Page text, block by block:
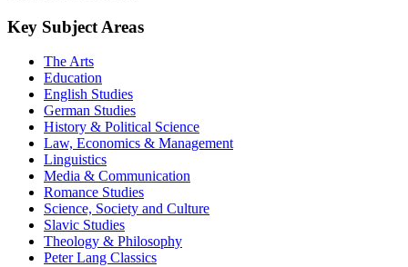
Key Subject Areas
The Arts
Education
English Studies
German Studies
History & Political Science
Law, Economics & Management
Linguistics
Media & Communication
Romance Studies
Science, Society and Culture
Slavic Studies
Theology & Philosophy
Peter Lang Classics